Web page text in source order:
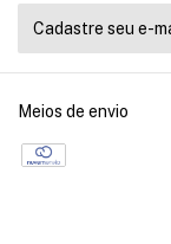
Meios de envio